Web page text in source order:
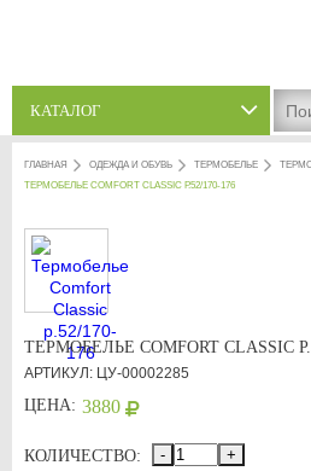
КАТАЛОГ
ГЛАВНАЯ ОДЕЖДА И ОБУВЬ ТЕРМОБЕЛЬЕ
ТЕРМОБЕЛЬЕ COMFORT CLASSIC Р.52/170-176
ТЕРМОБЕЛЬЕ COMFORT CLASSIC
АРТИКУЛ: ЦУ-00002285
ЦЕНА: 3880
КОЛИЧЕСТВО: - +